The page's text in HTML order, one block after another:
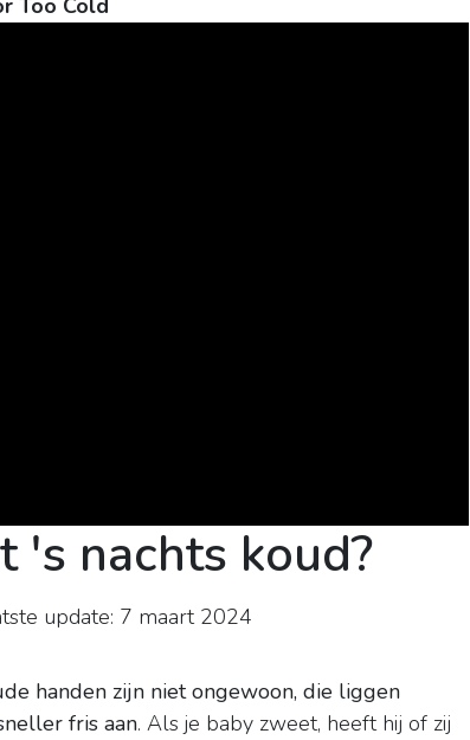
Too Cold
's nachts koud?
update: 7 maart 2024
handen zijn niet ongewoon, die liggen
fris aan. Als je baby zweet, heeft hij of zij